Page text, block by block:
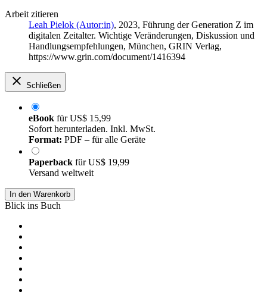
Arbeit zitieren
Leah Pielok (Autor:in), 2023, Führung der Generation Z im
digitalen Zeitalter. Wichtige Veränderungen, Diskussion und
Handlungsempfehlungen, München, GRIN Verlag,
https://www.grin.com/document/1416394
Schließen
eBook fürUS$ 15,99
Sofort herunterladen. Inkl. MwSt.
Format: PDF – für alle Geräte
Paperback fürUS$ 19,99
Versand weltweit
In den Warenkorb
Blick ins Buch